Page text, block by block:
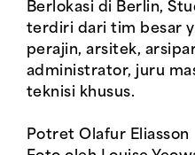
Berlokasi di Berlin,
terdiri dari tim besar
perajin, arsitek,
administrator, juru
teknisi khusus.
Potret Olafur Eliasson